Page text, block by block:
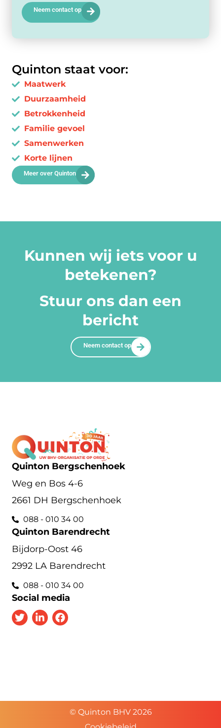
Neem contact op
Quinton staat voor:
Maatwerk
Duurzaamheid
Betrokkenheid
Familie gevoel
Samenwerken
Korte lijnen
Meer over Quinton
Kunnen wij iets voor u
betekenen?
Stuur ons dan een
bericht
Neem contact op
Quinton Bergschenhoek
Weg en Bos 4-6
2661 DH Bergschenhoek
088 - 010 34 00
Quinton Barendrecht
Bijdorp-Oost 46
2992 LA Barendrecht
088 - 010 34 00
Social media
© Quinton BHV 2026